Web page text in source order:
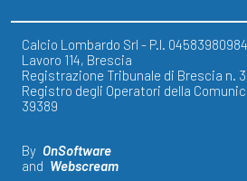
Calcio Lombardo Srl - P.I.
Lavoro 114, Brescia
Registrazione Tribunale di Brescia n.
Registro degli Operatori della
39389
By OnSoftware
and Webscream